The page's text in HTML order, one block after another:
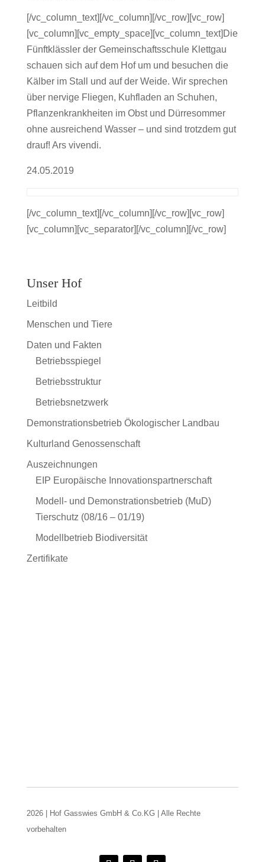
[/vc_column_text][/vc_column][/vc_row][vc_row]
[vc_column][vc_empty_space][vc_column_text]Die
Fünftklässler der Gemeinschaftsschule Klettgau
schauen sich auf dem Hof um und besuchen die
Kälber im Stall und auf der Weide. Wir sprechen
über nervige Fliegen, Kuhfladen an Schuhen,
Pflanzenkrankheiten im Obst und Dürresommer
ohne ausreichend Wasser – und sind trotzdem gut
drauf! Ars vivendi.
24.05.2019
[/vc_column_text][/vc_column][/vc_row][vc_row]
[vc_column][vc_separator][/vc_column][/vc_row]
Unser Hof
Leitbild
Menschen und Tiere
Daten und Fakten
Betriebsspiegel
Betriebsstruktur
Betriebsnetzwerk
Demonstrationsbetrieb Ökologischer Landbau
Kulturland Genossenschaft
Auszeichnungen
EIP Europäische Innovationspartnerschaft
Modell- und Demonstrationsbetrieb (MuD)
Tierschutz (08/16 – 01/19)
Modellbetrieb Biodiversität
Zertifikate
2026 | Hof Gasswies GmbH & Co.KG | Alle Rechte
vorbehalten